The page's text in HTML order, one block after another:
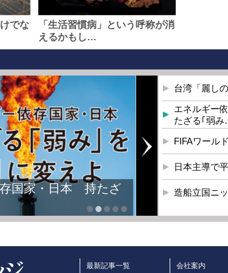
でな
「生活習慣病」という呼称が消
えるかもし…
国家・日本 持たざ
台湾「麗し
エネルギー
たざる｢弱
FIFAワール
日本主導で
造船立国ニ
最新記事一覧 会社案内